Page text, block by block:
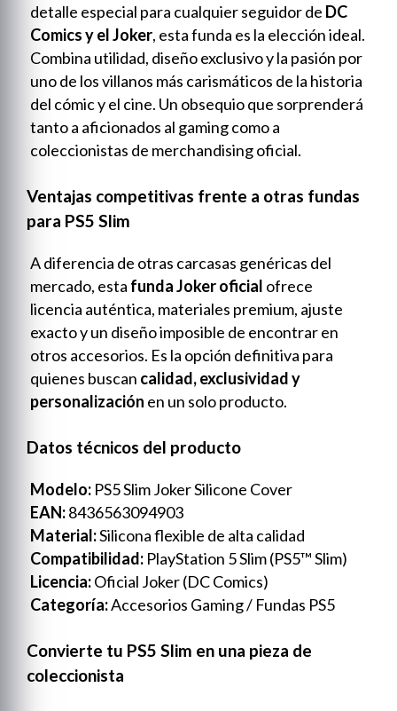
detalle especial para cualquier seguidor de DC
Comics y el Joker, esta funda es la elección ideal.
Combina utilidad, diseño exclusivo y la pasión por
uno de los villanos más carismáticos de la historia
del cómic y el cine. Un obsequio que sorprenderá
tanto a aficionados al gaming como a
coleccionistas de merchandising oficial.
Ventajas competitivas frente a otras fundas
para PS5 Slim
A diferencia de otras carcasas genéricas del
mercado, esta funda Joker oficial ofrece
licencia auténtica, materiales premium, ajuste
exacto y un diseño imposible de encontrar en
otros accesorios. Es la opción definitiva para
quienes buscan calidad, exclusividad y
personalización en un solo producto.
Datos técnicos del producto
Modelo: PS5 Slim Joker Silicone Cover
EAN:8436563094903
Material:Silicona flexible de alta calidad
Compatibilidad: PlayStation 5 Slim (PS5™ Slim)
Licencia:Oficial Joker (DC Comics)
Categoría:Accesorios Gaming / Fundas PS5
Convierte tu PS5 Slim en una pieza de
coleccionista